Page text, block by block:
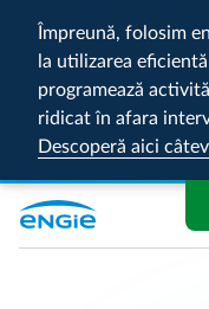
Împreună, folosim
la utilizarea
programează
ridicat în afara
Descoperă aici